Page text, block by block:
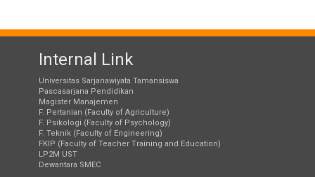
Internal Link
Universitas Sarjanawiyata Tamansiswa
Pascasarjana Pendidikan
Magister Manajemen
F. Pertanian (Faculty of Agriculture)
F. Psikologi (Faculty of Psychology)
F. Teknik (Faculty of Engineering)
FKIP (Faculty of Teacher Training and Education)
LP2M UST
Dewantara SMEC